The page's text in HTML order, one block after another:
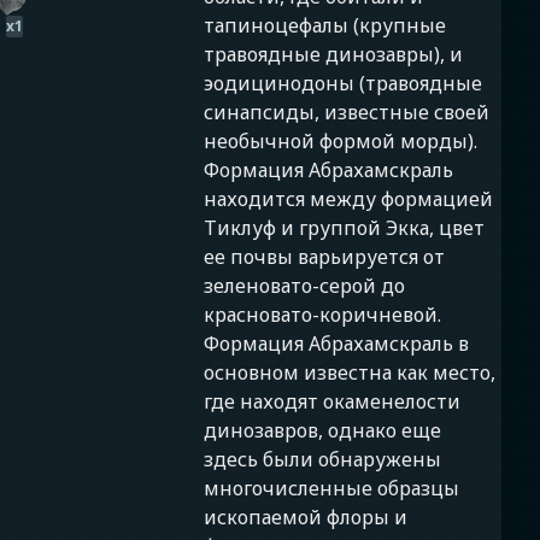
x1
тапиноцефалы (крупные
травоядные динозавры), и
эодицинодоны (травоядные
синапсиды, известные своей
необычной формой морды).
Формация Абрахамскраль
находится между формацией
Тиклуф и группой Экка, цвет
ее почвы варьируется от
зеленовато-серой до
красновато-коричневой.
Формация Абрахамскраль в
основном известна как место,
где находят окаменелости
динозавров, однако еще
здесь были обнаружены
многочисленные образцы
ископаемой флоры и